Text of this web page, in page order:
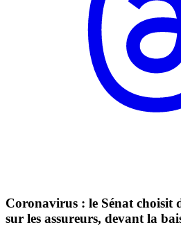
Coronavirus : le Sénat choisit
sur les assureurs, devant la